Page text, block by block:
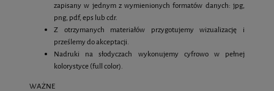
zapisany w jednym z wymienionych formatów danych: jpg,
png, pdf, eps lub cdr.
Z otrzymanych materiałów przygotujemy wizualizację i
prześlemy do akceptacji.
Nadruki na słodyczach wykonujemy cyfrowo w pełnej
kolorystyce (full color).
WAŻNE